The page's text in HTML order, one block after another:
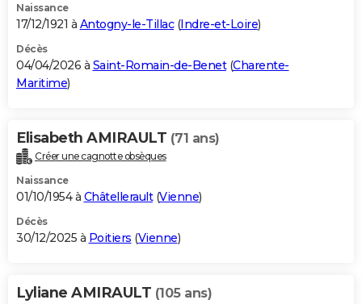
Naissance
17/12/1921 à Antogny-le-Tillac(Indre-et-Loire)
Décès
04/04/2026 à Saint-Romain-de-Benet(Charente-
Maritime)
Elisabeth AMIRAULT (71 ans)
Créer une cagnotte obsèques
Naissance
01/10/1954 à Châtellerault(Vienne)
Décès
30/12/2025 à Poitiers (Vienne)
Lyliane AMIRAULT (105 ans)